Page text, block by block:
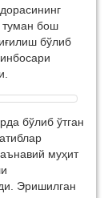
туман бош
бўлиб
бўлиб ўтган
муҳит
Эришилган